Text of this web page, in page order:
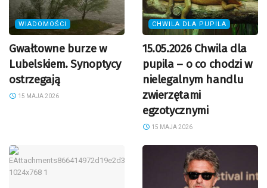
WIADOMOŚCI
Gwałtowne burze w
Lubelskiem. Synoptycy
ostrzegają
15 MAJA 2026
CHWILA DLA PUPILA
15.05.2026 Chwila dla
pupila – o co chodzi w
nielegalnym handlu
zwierzętami
egzotycznymi
15 MAJA 2026